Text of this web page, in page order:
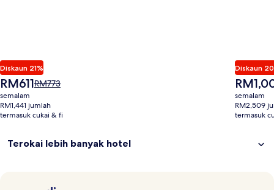
Diskaun 21%
Harga
ialah
RM611
RM611Harga
RM773,
lihat
lanjut
tentang
RM773
semalam
RM1,441 jumlah
termasuk cukai & fi
Diskaun
Harga
ialah
RM1,008
semalam
RM2,509
termasuk
Terokai lebih banyak hotel